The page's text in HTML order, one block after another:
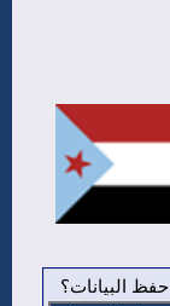
حفظ البيانات؟